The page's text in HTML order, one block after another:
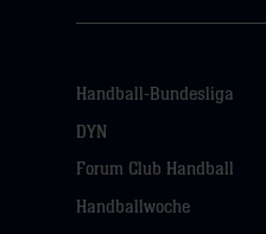
Handball-Bundesliga
DYN
Forum Club Handball
Handballwoche